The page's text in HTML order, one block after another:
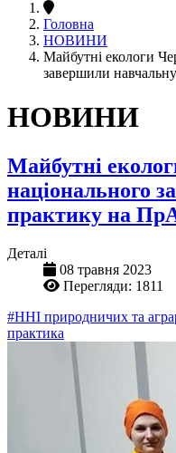
Головна
НОВИНИ
Майбутні екологи
завершили
НОВИНИ
Майбутні
національного
практику на
Деталі
08 травня 2023
Перегляди: 1811
#ННІ природничих та
практика